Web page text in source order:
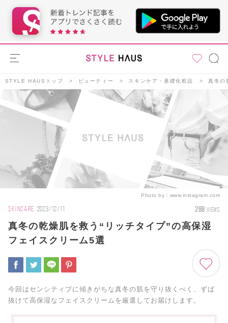
STYLE HAUSトップ ビューティー スキンケア・基礎化粧品 真冬の
Photo by： www.instagram.com
SKINCARE 2023/12/11 288 VIEWS
真冬の乾燥肌を救う“リッチタイプ”の高保湿
フェイスクリーム5選
今回はセンシティブに傾きがちな真冬の肌を守り抜くべく、ずば
抜けて高保湿なフェイスクリームを厳選してお届けします。